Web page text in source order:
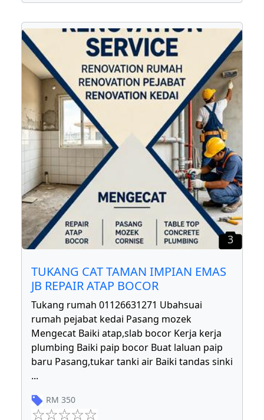
3
TUKANG CAT TAMAN IMPIAN EMAS
JB REPAIR ATAP BOCOR
Tukang rumah 01126631271 Ubahsuai
rumah pejabat kedai Pasang mozek
Mengecat Baiki atap,slab bocor Kerja kerja
plumbing Baiki paip bocor Buat laluan paip
baru Pasang,tukar tanki air Baiki tandas sinki
...
RM 350